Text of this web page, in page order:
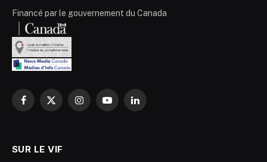
Financé par le gouvernement du Canada
Facebook
X
InstagramYouTubeLinkedIn
SUR LE VIF